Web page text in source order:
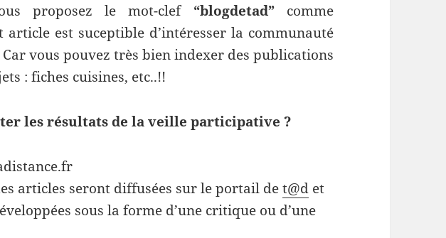
proposez le mot-clef “blogdetad”comme
est suceptible d’intéresser la communauté
Car vous pouvez très bien indexer des publications
: fiches cuisines, etc..!!
les résultats de la veille participative ?
articles seront diffusées sur le portail det@d et
sous la forme d’une critique ou d’une